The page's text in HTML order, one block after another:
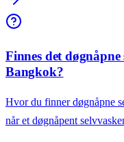
Finnes det
Bangkok?
Hvor du finner døgnåpne
når et døgnåpent